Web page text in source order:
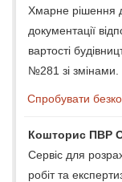
Хмарне рішення
документації
вартості
№281 зі змінами.
Спробувати
Кошторис ПВР
Сервіс для
робіт та